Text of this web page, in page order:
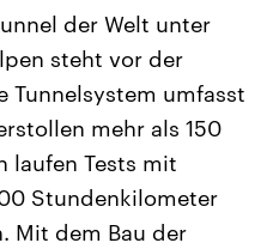
aus
USA
Aktuelle Beiträge,
Hintergründe
Wirtschaftlich und
gehören die Vereinigten
den mächtigsten Ländern
mit großem Einfluss auf
der Welt unter
steht vor der
Tunnelsystem umfasst
mehr als 150
laufen Tests mit
Stundenkilometer
Mit dem Bau der